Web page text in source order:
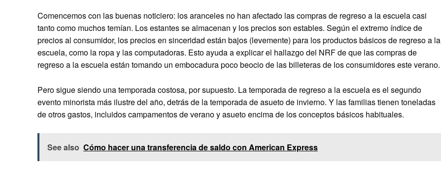
Comencemos con las buenas noticiero: los aranceles no han afectado las compras de regreso a la escuela casi
tanto como muchos temían. Los estantes se almacenan y los precios son estables. Según el extremo índice de
precios al consumidor, los precios en sinceridad están bajos (levemente) para los productos básicos de regreso a la
escuela, como la ropa y las computadoras. Esto ayuda a explicar el hallazgo del NRF de que las compras de
regreso a la escuela están tomando un embocadura poco beocio de las billeteras de los consumidores este verano.
Pero sigue siendo una temporada costosa, por supuesto. La temporada de regreso a la escuela es el segundo
evento minorista más ilustre del año, detrás de la temporada de asueto de invierno. Y las familias tienen toneladas
de otros gastos, incluidos campamentos de verano y asueto encima de los conceptos básicos habituales.
See also Cómo hacer una transferencia de saldo con American Express